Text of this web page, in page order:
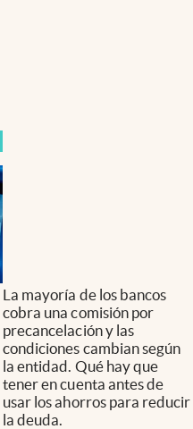
La mayoría de los bancos
cobra una comisión por
precancelación y las
condiciones cambian según
la entidad. Qué hay que
tener en cuenta antes de
usar los ahorros para reducir
la deuda.